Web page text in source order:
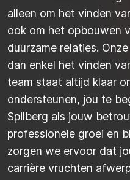
alleen om het vinden
ook om het opbouwen
duurzame relaties.
dan enkel het vinden
team staat altijd klaar
ondersteunen, jou te
Spilberg als jouw
professionele groei en
zorgen we ervoor dat
carrière vruchten